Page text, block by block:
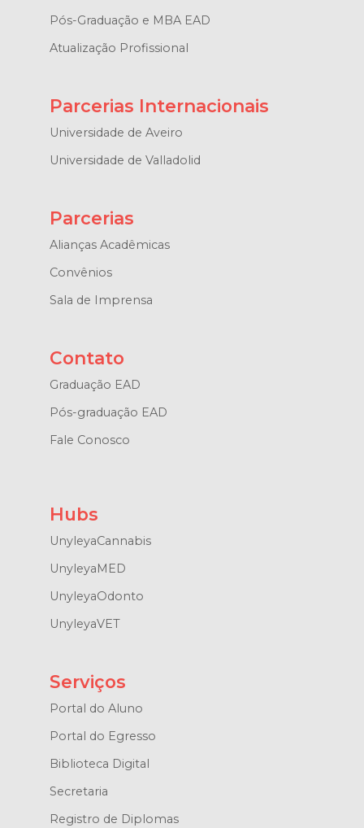
Pós-Graduação e MBA EAD
Atualização Profissional
Parcerias Internacionais
Universidade de Aveiro
Universidade de Valladolid
Parcerias
Alianças Acadêmicas
Convênios
Sala de Imprensa
Contato
Graduação EAD
Pós-graduação EAD
Fale Conosco
Hubs
UnyleyaCannabis
UnyleyaMED
UnyleyaOdonto
UnyleyaVET
Serviços
Portal do Aluno
Portal do Egresso
Biblioteca Digital
Secretaria
Registro de Diplomas